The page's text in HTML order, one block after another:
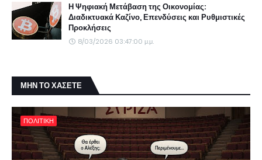
Η Ψηφιακή Μετάβαση της Οικονομίας:
Διαδικτυακά Καζίνο, Επενδύσεις και Ρυθμιστικές
Προκλήσεις
8/03/2026 03:47:00 μ.μ.
ΜΗΝ ΤΟ ΧΑΣΕΤΕ
ΠΟΛΙΤΙΚΗ